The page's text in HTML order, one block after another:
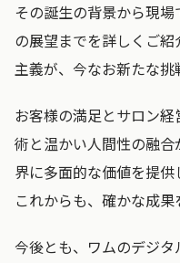
その誕生の背景から現
の展望までを詳しくご
主義が、今なお新たな挑
お客様の満足とサロン
術と温かい人間性の融
界に多面的な価値を提
これからも、確かな成果
今後とも、ワムのデジ